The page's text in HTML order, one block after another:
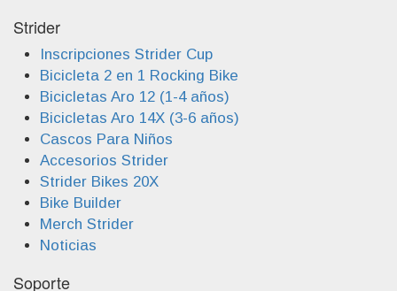
Strider
Inscripciones Strider Cup
Bicicleta 2 en 1 Rocking Bike
Bicicletas Aro 12 (1-4 años)
Bicicletas Aro 14X (3-6 años)
Cascos Para Niños
Accesorios Strider
Strider Bikes 20X
Bike Builder
Merch Strider
Noticias
Soporte